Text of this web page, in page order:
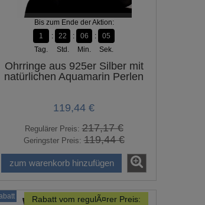
Bis zum Ende der Aktion:
1
Tag.
22
Std.
06
Min.
04
Sek.
Ohrringe aus 925er Silber mit
natürlichen Aquamarin Perlen
119,44 €
Regulärer Preis:217,17 €
Geringster Preis:119,44 €
zum warenkorb hinzufügen
Rabatt vom regulÃ¤rer Preis: